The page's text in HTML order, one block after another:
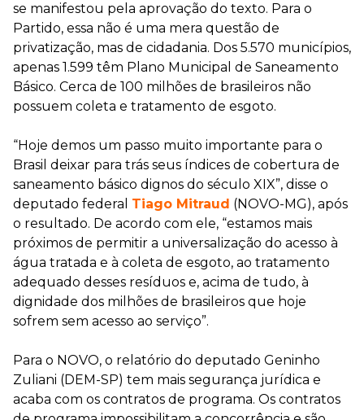
se manifestou pela aprovação do texto. Para o
Partido, essa não é uma mera questão de
privatização, mas de cidadania. Dos 5.570 municípios,
apenas 1.599 têm Plano Municipal de Saneamento
Básico. Cerca de 100 milhões de brasileiros não
possuem coleta e tratamento de esgoto.
“Hoje demos um passo muito importante para o
Brasil deixar para trás seus índices de cobertura de
saneamento básico dignos do século XIX”, disse o
deputado federal Tiago Mitraud (NOVO-MG), após
o resultado. De acordo com ele, “estamos mais
próximos de permitir a universalização do acesso à
água tratada e à coleta de esgoto, ao tratamento
adequado desses resíduos e, acima de tudo, à
dignidade dos milhões de brasileiros que hoje
sofrem sem acesso ao serviço”.
Para o NOVO, o relatório do deputado Geninho
Zuliani (DEM-SP) tem mais segurança jurídica e
acaba com os contratos de programa. Os contratos